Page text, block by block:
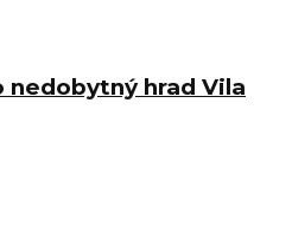
nedobytný hrad Vila